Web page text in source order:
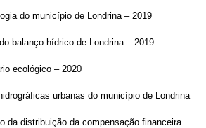
do município de Londrina – 2019
balanço hídrico de Londrina – 2019
ecológico –2020
urbanas do município de Londrina
da distribuição da compensação financeira